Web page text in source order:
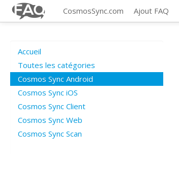
CosmosSync.com Ajout FAQ
Accueil
Toutes les catégories
Cosmos Sync Android
Cosmos Sync iOS
Cosmos Sync Client
Cosmos Sync Web
Cosmos Sync Scan